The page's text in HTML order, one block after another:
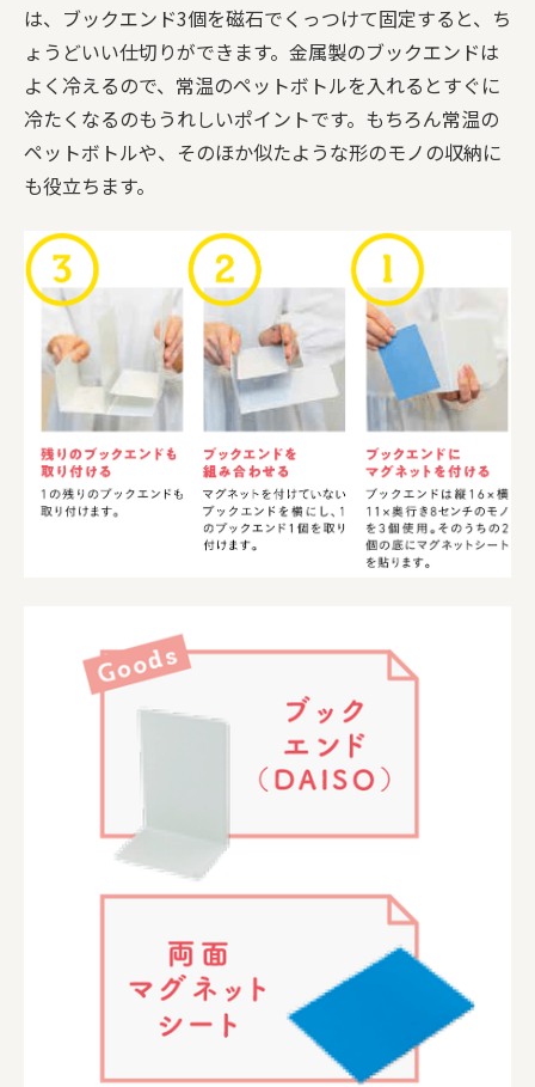
は、ブックエンド3個を磁石でくっつけて固定すると、ち
ょうどいい仕切りができます。金属製のブックエンドは
よく冷えるので、常温のペットボトルを入れるとすぐに
冷たくなるのもうれしいポイントです。もちろん常温の
ペットボトルや、そのほか似たような形のモノの収納に
も役立ちます。